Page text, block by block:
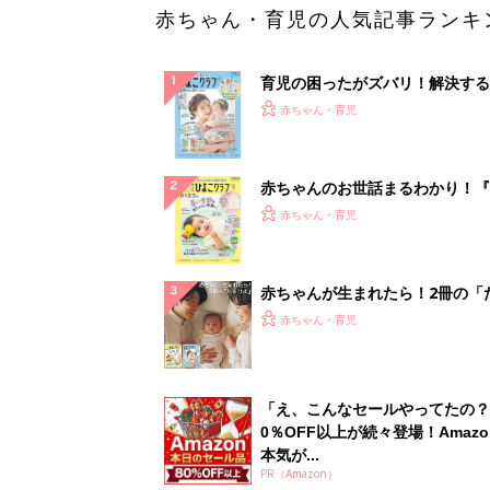
赤ちゃん・育児の人気記事ランキ
育児の困ったがズバリ！解決す
『ひよこクラブ 夏号』 4カ月
赤ちゃん・育児
赤ちゃんのお世話まるわかり！
てのひよこクラブ 夏号』〈巻頭
赤ちゃん・育児
赤ちゃんが生まれたら！2冊の「
ひよ」
赤ちゃん・育児
「え、こんなセールやってたの
0％OFF以上が続々登場！
本気が...
PR（Amazon）